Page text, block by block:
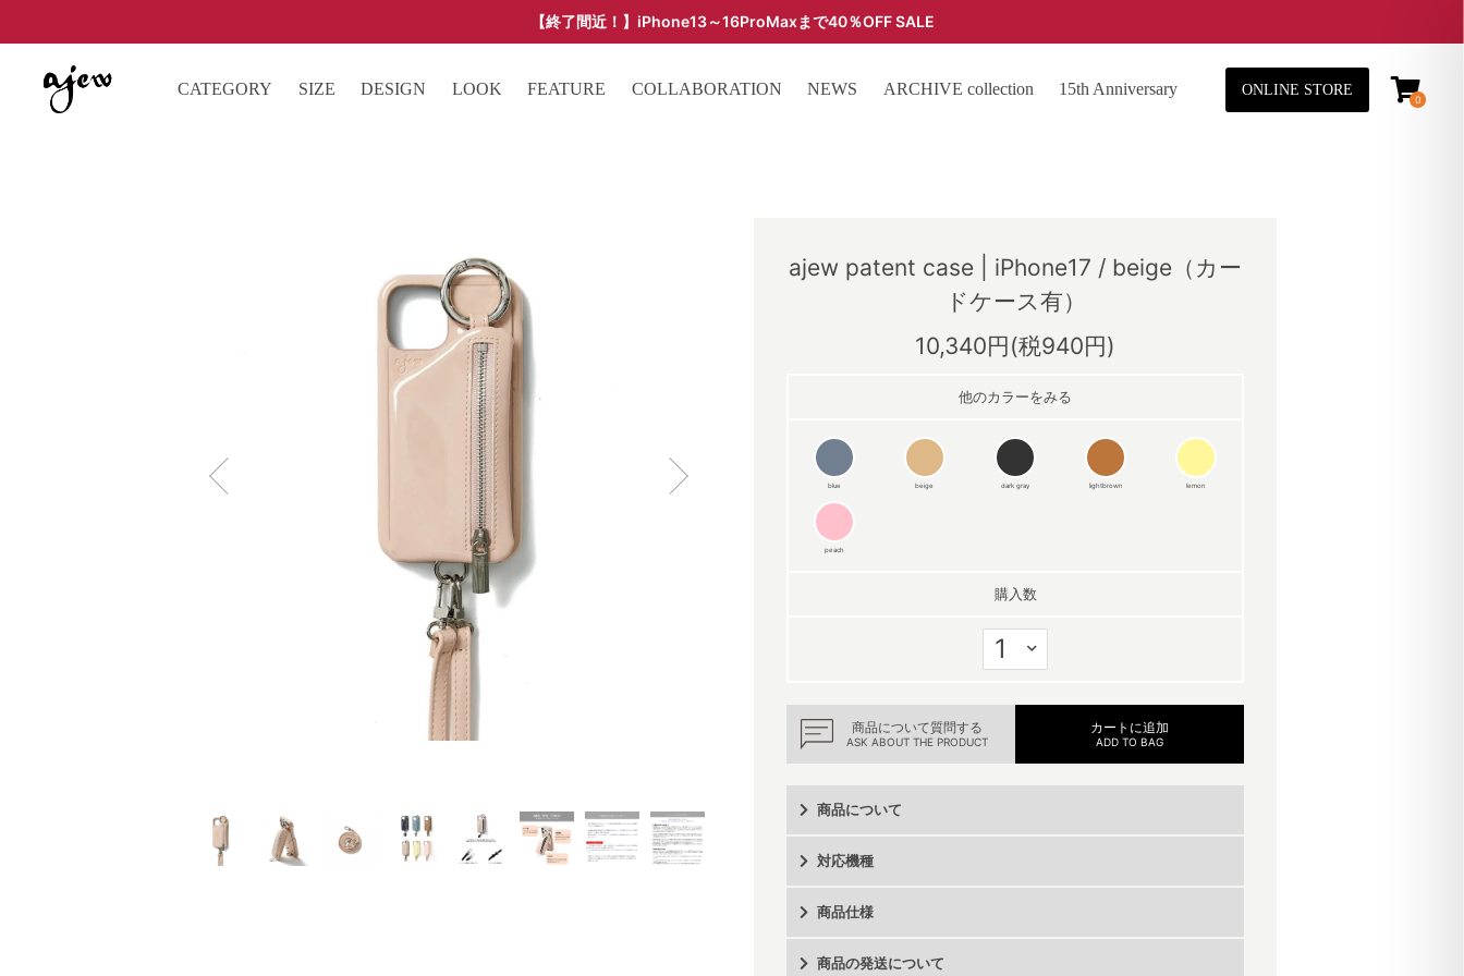
【終了間近！】iPhone13～16ProMaxまで40％OFF SALE
CATEGORY
SIZE DESIGN LOOK FEATURE COLLABORATION NEWS ARCHIVE collection 15th Anniversary ONLINE STORE
0
ajew patent case | iPhone17 / beige（カー
ドケース有）
10,340円(税940円)
他のカラーをみる
blue beige dark gray lightbrown lemon
peach
購入数
カートに追加
ADD TO BAG
商品について質問する
ASK ABOUT THE PRODUCT
商品について
対応機種
商品仕様
商品の発送について